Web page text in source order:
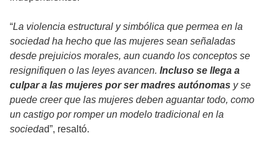
“La violencia estructural y simbólica que permea en la
sociedad ha hecho que las mujeres sean señaladas
desde prejuicios morales, aun cuando los conceptos se
resignifiquen o las leyes avancen. Incluso se llega a
culpar a las mujeres por ser madres autónomas y se
puede creer que las mujeres deben aguantar todo, como
un castigo por romper un modelo tradicional en la
sociedad”, resaltó.